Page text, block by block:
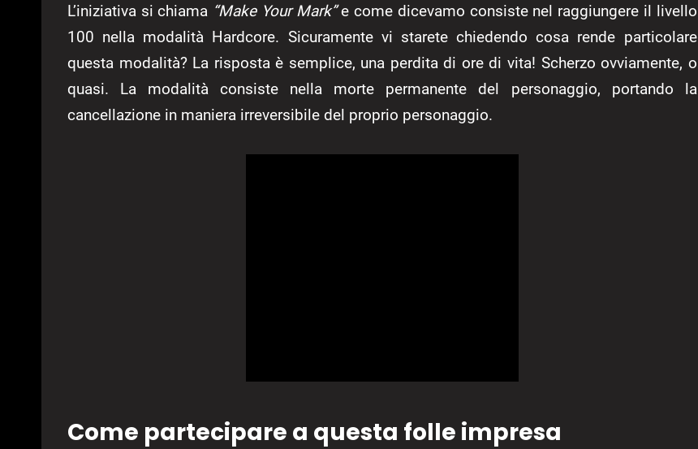
L’iniziativa si chiama “Make Your Mark”e come dicevamo consiste nel raggiungere il livello
100 nella modalità Hardcore. Sicuramente vi starete chiedendo cosa rende particolare
questa modalità? La risposta è semplice, una perdita di ore di vita! Scherzo ovviamente, o
quasi. La modalità consiste nella morte permanente del personaggio, portando la
cancellazione in maniera irreversibile del proprio personaggio.
Come partecipare a questa folle impresa